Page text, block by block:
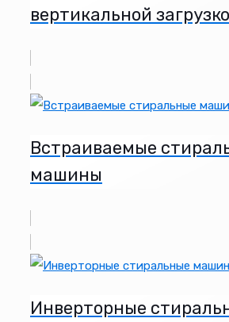
вертикальной
Встраиваемые
машины
Инверторные